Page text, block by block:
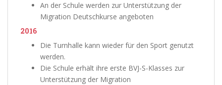
An der Schule werden zur Unterstützung der
Migration Deutschkurse angeboten
2016
Die Turnhalle kann wieder für den Sport genutzt
werden.
Die Schule erhält ihre erste BVJ-S-Klasses zur
Unterstützung der Migration